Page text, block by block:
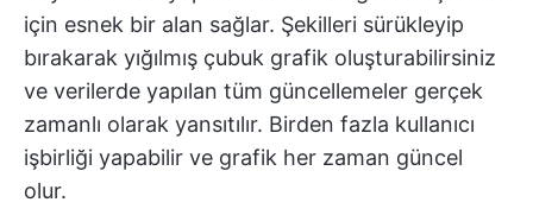
için esnek bir alan sağlar. Şekilleri sürükleyip
bırakarak yığılmış çubuk grafik oluşturabilirsiniz
ve verilerde yapılan tüm güncellemeler gerçek
zamanlı olarak yansıtılır. Birden fazla kullanıcı
işbirliği yapabilir ve grafik her zaman güncel
olur.